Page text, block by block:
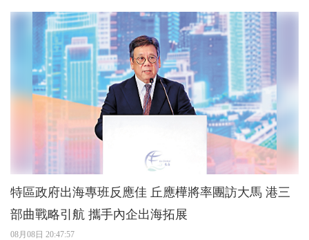
特區政府出海專班反應佳 丘應樺將率團訪大馬 港三
部曲戰略引航 攜手內企出海拓展
08月08日 20:47:57